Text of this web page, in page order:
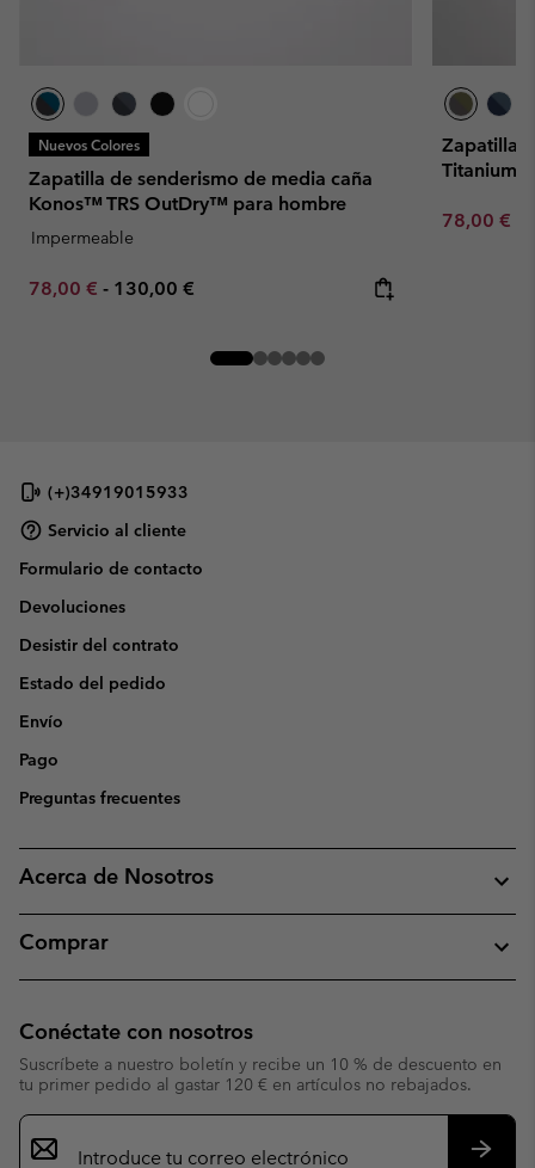
Nuevos Colores
Zapatilla de senderismo de media caña
Konos™ TRS OutDry™ para hombre
Impermeable
Minimum sale price:
78,00 € - Maximum price:
130,00 €
Zapatillas
Minimum
78,00 €
(+)34919015933
Servicio al cliente
Formulario de contacto
Devoluciones
Desistir del contrato
Estado del pedido
Envío
Pago
Preguntas frecuentes
Acerca de Nosotros
Comprar
Conéctate con nosotros
Suscríbete a nuestro boletín y recibe un 10 % de descuento en
tu primer pedido al gastar 120 € en artículos no rebajados.
Suscripción
de